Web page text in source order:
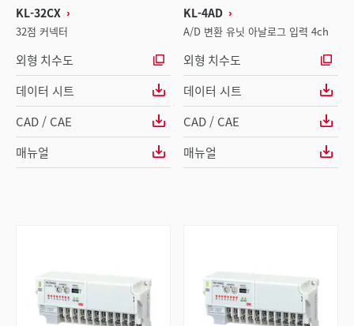
KL-32CX
32점 커넥터
외형 치수도
데이터 시트
CAD / CAE
매뉴얼
KL-4AD
A/D 변환 유닛 아날로그 입력 4ch
외형 치수도
데이터 시트
CAD / CAE
매뉴얼